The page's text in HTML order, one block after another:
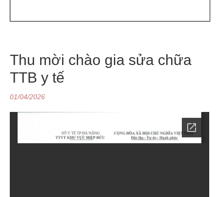
Thu mời chào gia sửa chữa
TTB y tế
01/04/2026